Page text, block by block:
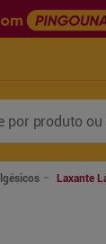
produto ou
Laxante
mais